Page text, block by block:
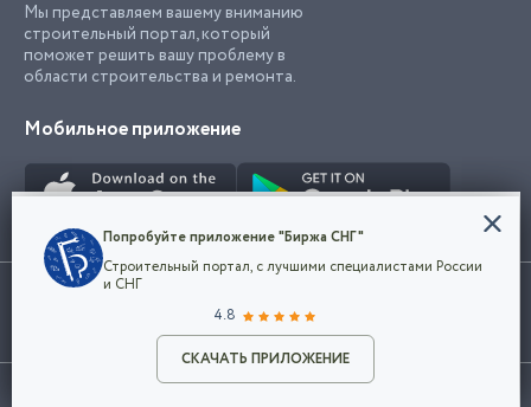
Разместить объявление
Мы представляем вашему вниманию
строительный портал, который
поможет решить вашу проблему в
области строительства и ремонта.
Мобильное приложение
Использование сайта, в том числе подача объявлений, означает
марки представленные на сайте являются собственностью их
©2026Биржа СНГ
Конфиденциальность
Мы используем файлы cookie, чтобы сделать
наш сайт удобным для каждого
Политикой конфиденциальности компании
и принимаете условия использования cookie.
Попробуйте приложение "Биржа СНГ"
Строительный портал, с лучшими специалистами России
и СНГ
4.8
СКАЧАТЬ ПРИЛОЖЕНИЕ